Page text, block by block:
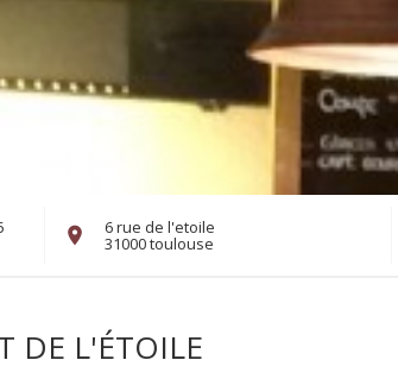
6 rue de l'etoile
31000 toulouse((öffnet ein neues Fenster))
DE L'ÉTOILE